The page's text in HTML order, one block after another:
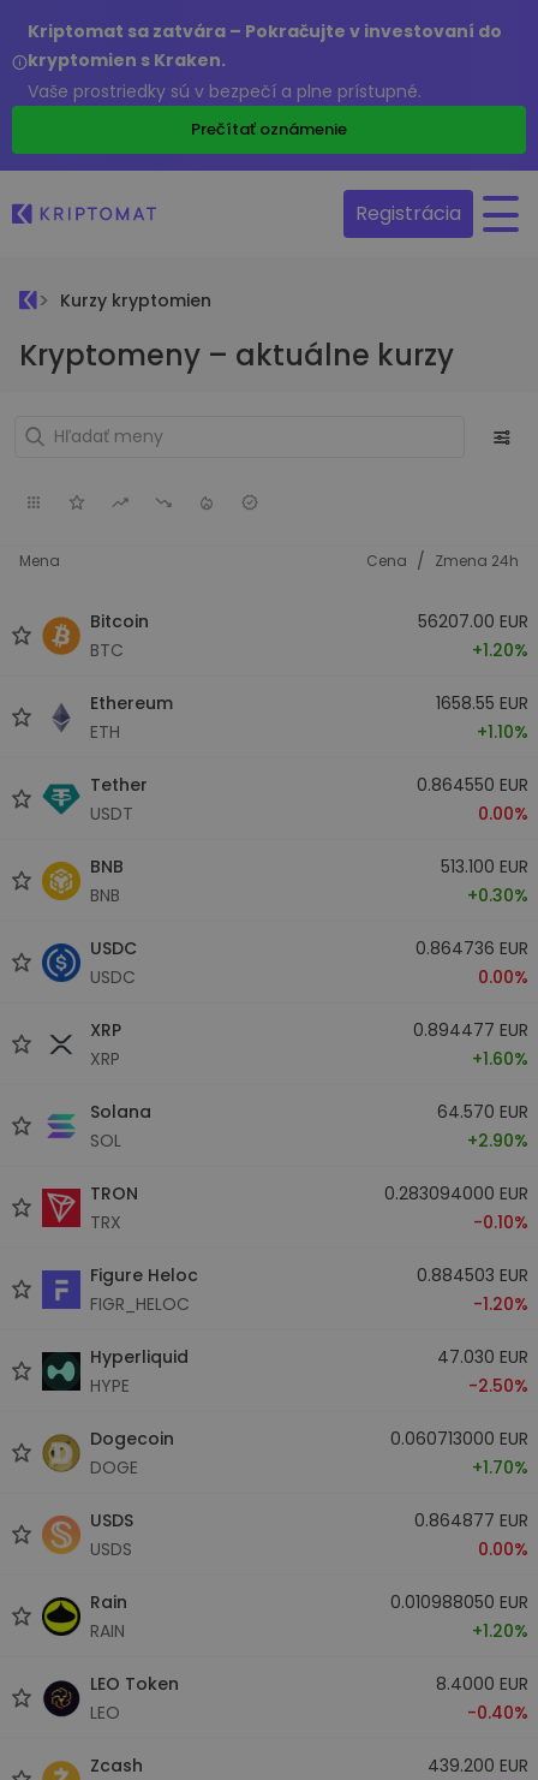
Kriptomat sa zatvára – Pokračujte v investovaní do
kryptomien s Kraken.
Vaše prostriedky sú v bezpečí a plne prístupné.
Prečítať oznámenie
Registrácia
Kurzy kryptomien
Kryptomeny – aktuálne kurzy
Mena Cena / Zmena 24h
Bitcoin
BTC
56207.00 EUR
+1.20%
Ethereum
ETH
1658.55 EUR
+1.10%
Tether
USDT
0.864550 EUR
0.00%
BNB
BNB
513.100 EUR
+0.30%
USDC
USDC
0.864736 EUR
0.00%
XRP
XRP
0.894477 EUR
+1.60%
Solana
SOL
64.570 EUR
+2.90%
TRON
TRX
0.283094000 EUR
-0.10%
Figure Heloc
FIGR_HELOC
0.884503 EUR
-1.20%
Hyperliquid
HYPE
47.030 EUR
-2.50%
Dogecoin
DOGE
0.060713000 EUR
+1.70%
USDS
USDS
0.864877 EUR
0.00%
Rain
RAIN
0.010988050 EUR
+1.20%
LEO Token
LEO
8.4000 EUR
-0.40%
Zcash
439.200 EUR